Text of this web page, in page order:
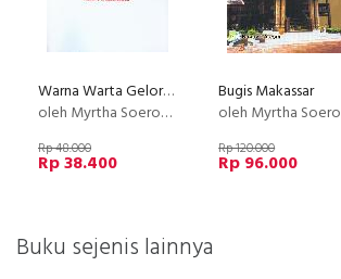
Warna Warta Gelora Nasionalime
oleh Myrtha Soeroto
Rp 48.000
Rp 38.400
Bugis Makassar
oleh Myrtha Soeroto
Rp 120.000
Rp 96.000
Buku sejenis lainnya